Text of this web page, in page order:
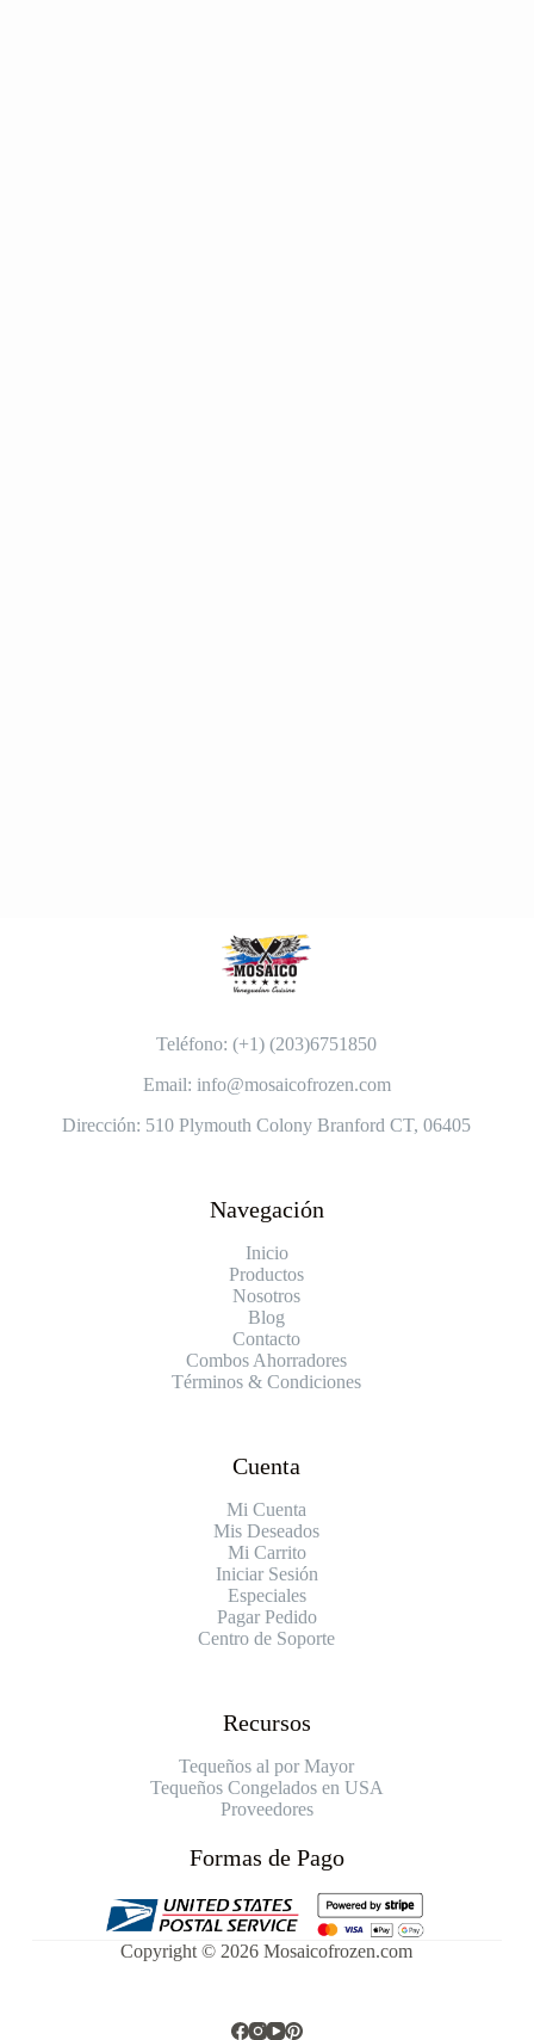
Teléfono: (+1) (203)6751850
Email: info@mosaicofrozen.com
Dirección: 510 Plymouth Colony Branford CT, 06405
Navegación
Inicio
Productos
Nosotros
Blog
Contacto
Combos Ahorradores
Términos & Condiciones
Cuenta
Mi Cuenta
Mis Deseados
Mi Carrito
Iniciar Sesión
Especiales
Pagar Pedido
Centro de Soporte
Recursos
Tequeños al por Mayor
Tequeños Congelados en USA
Proveedores
Formas de Pago
Copyright © 2026 Mosaicofrozen.com